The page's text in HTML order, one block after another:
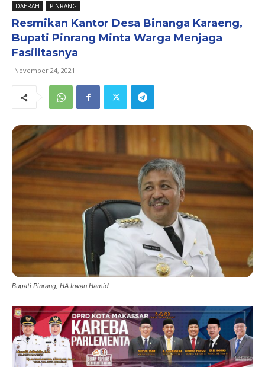
DAERAH PINRANG
Resmikan Kantor Desa Binanga Karaeng,
Bupati Pinrang Minta Warga Menjaga
Fasilitasnya
November 24, 2021
Bupati Pinrang, HA Irwan Hamid